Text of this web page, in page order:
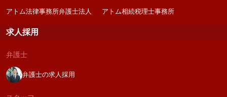
アトム法律事務所弁護士法人 アトム相続税理士事務所
求人採用
弁護士
弁護士の求人採用